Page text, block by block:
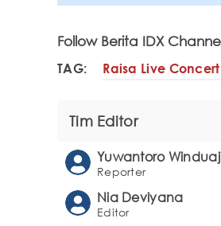
Follow Berita IDX
TAG: Raisa Live Concert
Tim Editor
Yuwantoro
Reporter
Nia Deviyana
Editor